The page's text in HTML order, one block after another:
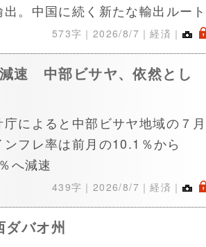
出。中国に続く新たな輸出ルート
573字｜ 2026/8/7 ｜経済｜ .
速 中部ビサヤ、依然とし
庁によると中部ビサヤ地域の７月
ンフレ率は前月の10.1％から
へ減速
439字｜ 2026/8/7 ｜経済｜ .
バオ州